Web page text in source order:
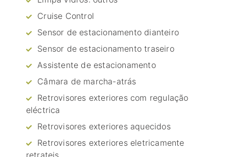
Cruise Control
Sensor de estacionamento dianteiro
Sensor de estacionamento traseiro
Assistente de estacionamento
Câmara de marcha-atrás
Retrovisores exteriores com regulação
eléctrica
Retrovisores exteriores aquecidos
Retrovisores exteriores eletricamente